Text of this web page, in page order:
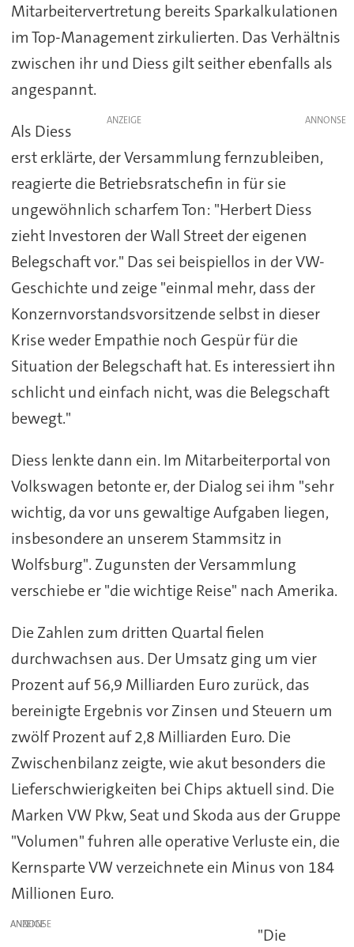
Mitarbeitervertretung bereits Sparkalkulationen
im Top-Management zirkulierten. Das Verhältnis
zwischen ihr und Diess gilt seither ebenfalls als
angespannt.
ANZEIGE
Als Diess
erst erklärte, der Versammlung fernzubleiben,
reagierte die Betriebsratschefin in für sie
ungewöhnlich scharfem Ton: "Herbert Diess
zieht Investoren der Wall Street der eigenen
Belegschaft vor." Das sei beispiellos in der VW-
Geschichte und zeige "einmal mehr, dass der
Konzernvorstandsvorsitzende selbst in dieser
Krise weder Empathie noch Gespür für die
Situation der Belegschaft hat. Es interessiert ihn
schlicht und einfach nicht, was die Belegschaft
bewegt."
Diess lenkte dann ein. Im Mitarbeiterportal von
Volkswagen betonte er, der Dialog sei ihm "sehr
wichtig, da vor uns gewaltige Aufgaben liegen,
insbesondere an unserem Stammsitz in
Wolfsburg". Zugunsten der Versammlung
verschiebe er "die wichtige Reise" nach Amerika.
Die Zahlen zum dritten Quartal fielen
durchwachsen aus. Der Umsatz ging um vier
Prozent auf 56,9 Milliarden Euro zurück, das
bereinigte Ergebnis vor Zinsen und Steuern um
zwölf Prozent auf 2,8 Milliarden Euro. Die
Zwischenbilanz zeigte, wie akut besonders die
Lieferschwierigkeiten bei Chips aktuell sind. Die
Marken VW Pkw, Seat und Skoda aus der Gruppe
"Volumen" fuhren alle operative Verluste ein, die
Kernsparte VW verzeichnete ein Minus von 184
Millionen Euro.
ANZEIGE
"Die